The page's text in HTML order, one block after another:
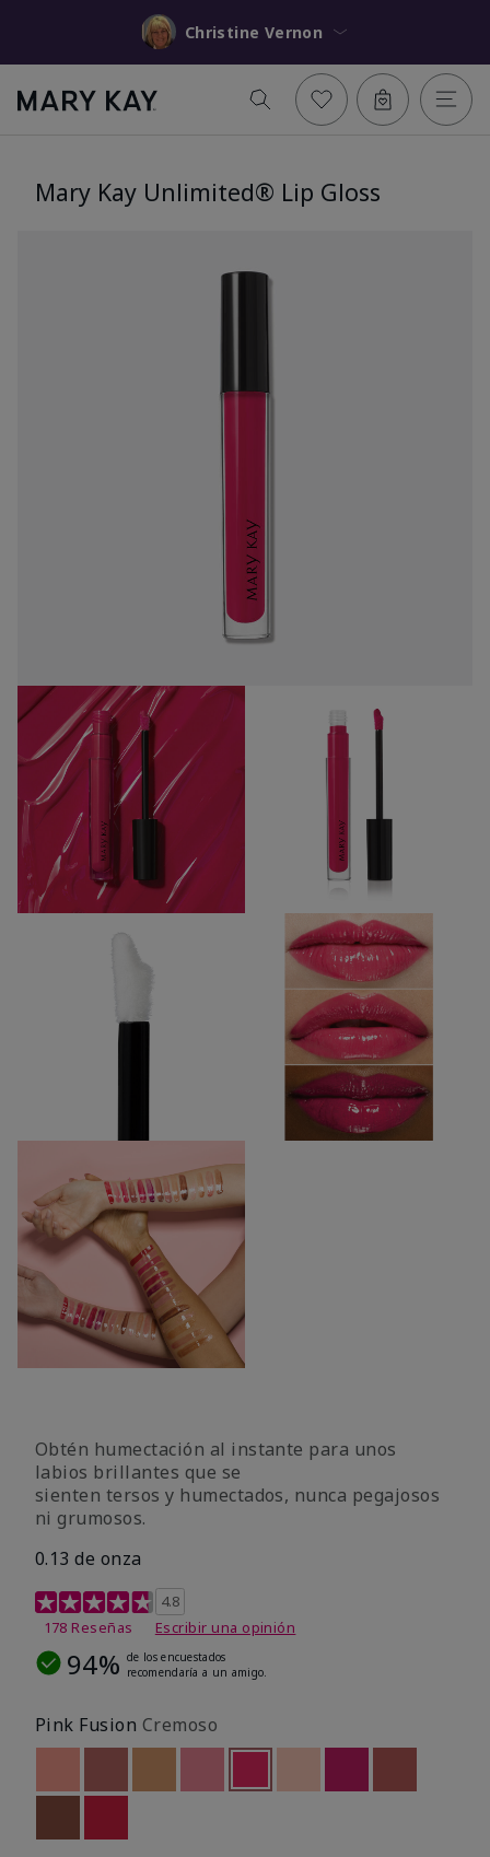
Christine Vernon
Mary Kay Unlimited® Lip Gloss
Obtén humectación al instante para unos
labios brillantes que se
sienten tersos y humectados, nunca pegajosos
ni grumosos.
0.13 de onza
Calificación de clientes de 4,8 de 5
4.8
178 Reseñas
Escribir una opinión
94% de los encuestados
recomendaría a un amigo.
Pink Fusion Cremoso
Out of stockOut of stockseleccionado
Out of stock